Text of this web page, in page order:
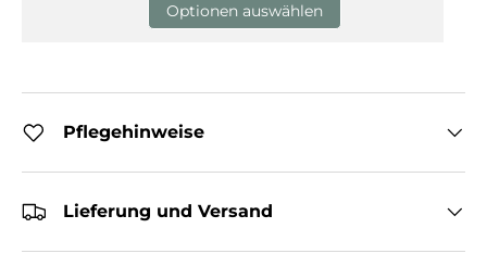
Optionen auswählen
Pflegehinweise
Lieferung und Versand